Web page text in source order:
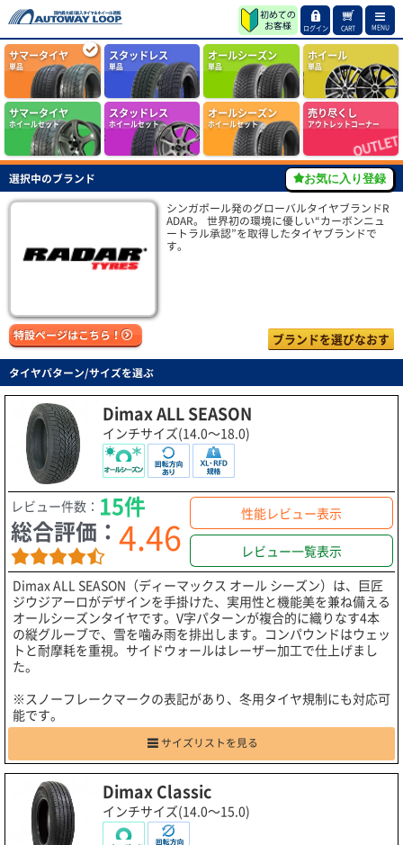
ログイン CART MENU
サマータイヤ
単品
スタッドレス
単品
オールシーズン
単品
ホイール
単品
サマータイヤ
ホイールセット
スタッドレス
ホイールセット
オールシーズン
ホイールセット
売り尽くし
アウトレットコーナー
選択中のブランド お気に入り登録
シンガポール発のグローバルタイヤブランドR
ADAR。 世界初の環境に優しい“カーボンニュ
ートラル承認”を取得したタイヤブランドで
す。
特設ページはこちら！ ブランドを選びなおす
タイヤパターン/サイズを選ぶ
Dimax ALL SEASON
インチサイズ(14.0～18.0)
レビュー件数： 15件
総合評価： 4.46 性能レビュー表示
レビュー一覧表示
Dimax ALL SEASON（ディーマックス オール シーズン）は、巨匠
ジウジアーロがデザインを手掛けた、実用性と機能美を兼ね備える
オールシーズンタイヤです。V字パターンが複合的に織りなす4本
の縦グルーブで、雪を噛み雨を排出します。コンパウンドはウェッ
トと耐摩耗を重視。サイドウォールはレーザー加工で仕上げまし
た。
※スノーフレークマークの表記があり、冬用タイヤ規制にも対応可
能です。
サイズリストを見る
Dimax Classic
インチサイズ(14.0～15.0)